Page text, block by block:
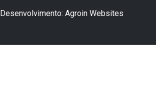
Desenvolvimento: Agroin Websites